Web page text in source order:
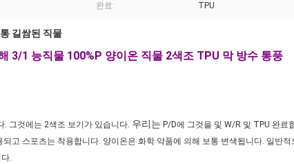
완료: TPU
길쌈된 직물
3/1 능직물 100%P 양이온 직물 2색조 TPU 막 방수 통풍
. 그것에는 2색조 보기가 있습니다. 우리는 P/D에 그것을 및 W/R 및 TPU 완료
고 스포츠는 착용합니다. 양이온은 화학 약품에 의해 보통 변색됩니다. 일반적
.